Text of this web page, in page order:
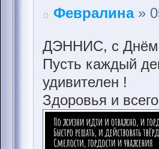
Февралина»
ДЭННИС, с Днём
Пусть каждый
удивителен !
Здоровья и